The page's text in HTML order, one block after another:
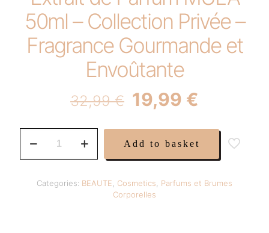
50ml – Collection Privée –
Fragrance Gourmande et
Envoûtante
32,99€ Original
price
was:
32,99 €.
19,99 €
is:
19,99 €.
Add to basket
Categories: BEAUTE Cosmetics
Parfums et Brumes
Corporelles